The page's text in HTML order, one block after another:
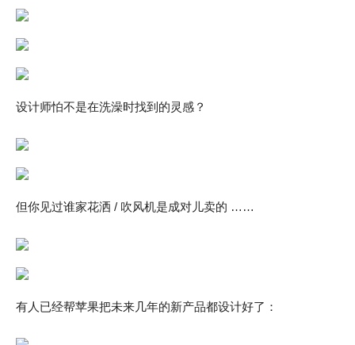
设计师怕不是在洗澡时找到的灵感？
但你见过谁家花洒 / 吹风机是成对儿卖的 ……
有人已经帮苹果把未来几年的新产品都设计好了：